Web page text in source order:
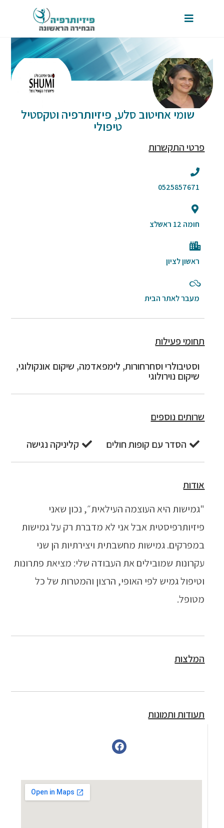
שומי אחיטוב סלע, פיזיותרפיה וטקסטיל
טיפולי
פרטי התקשרות
0525857671
חומה 12 ראשלצ
ראשון לציון
מעבר לאתר הבית
תחומי פעילות
וסטיבולרי וסחרחורות, לימפאדמה, שיקום אונקולוגי,
שיקום נוירולוגי
שרותים נוספים
הסדר עם קופות חולים קליניקה נגישה
אודות
"גמישות היא העוצמה העילאית״, נכון שאני
פיזיותרפיסטית אבל אני לא מדברת רק על גמישות
במפרקים. גמישות מחשבתית ויצירתיות הן שני
עקרונות שמובילים את העבודה שלי: מציאת פתרונות
וטיפול גמיש לפי האופי, הרצון והמטרות של כל
מטופל.
המלצות
תעודות ותמונות